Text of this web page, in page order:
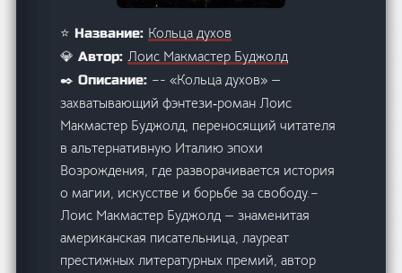
⭐ Название: Кольца духов
💎 Автор:Лоис Макмастер Буджолд
✒️ Описание: –- «Кольца духов» —
захватывающий фэнтези‑роман Лоис
Макмастер Буджолд, переносящий читателя
в альтернативную Италию эпохи
Возрождения, где разворачивается история
о магии, искусстве и борьбе за свободу.–
Лоис Макмастер Буджолд — знаменитая
американская писательница, лауреат
престижных литературных премий, автор